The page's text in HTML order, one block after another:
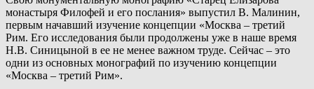
монастыря Филофей и его послания» выпустил В. Малинин,
первым начавший изучение концепции «Москва – третий
Рим. Его исследования были продолжены уже в наше время
Н.В. Синицыной в ее не менее важном труде. Сейчас – это
одни из основных монографий по изучению концепции
«Москва – третий Рим».